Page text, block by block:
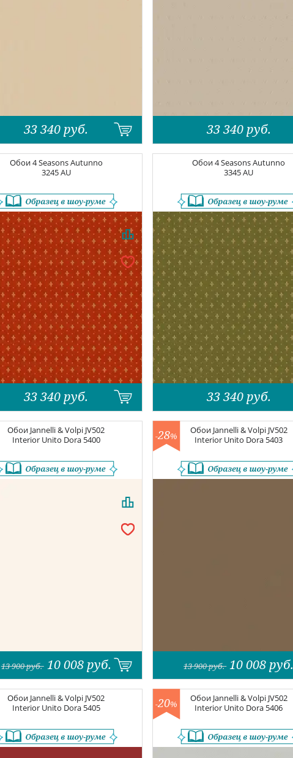
33 340 руб. 33 340 руб.
Обои4 Seasons Autunno
3245 AU
33 340 руб.
Обои4 Seasons Autunno
3345 AU
33 340 руб.
Обои Jannelli & Volpi JV502
Interior Unito Dora 5400
13 900руб. 10 008 руб.
Обои Jannelli & Volpi JV502
Interior Unito Dora 5403
-28%
13 900руб. 10 008 руб.
Обои Jannelli & Volpi JV502
Interior Unito Dora 5405
Обои Jannelli & Volpi JV502
Interior Unito Dora 5406
-20%